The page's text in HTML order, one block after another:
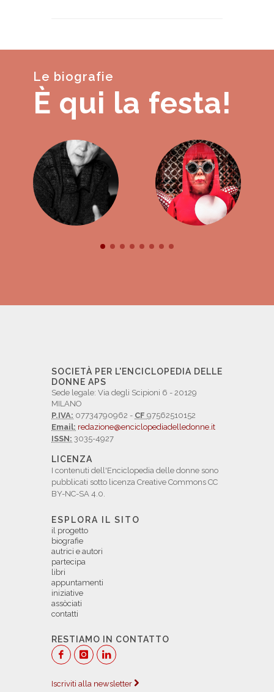
Le biografie
È qui la festa!
SOCIETÀ PER L'ENCICLOPEDIA DELLE
DONNE APS
Sede legale: Via degli Scipioni 6 - 20129
MILANO
P.IVA: 07734790962 - CF 97562510152
Email: redazione@enciclopediadelledonne.it
ISSN: 3035-4927
LICENZA
I contenuti dell'Enciclopedia delle donne sono
pubblicati sotto licenza Creative Commons CC
BY-NC-SA 4.0.
ESPLORA IL SITO
il progetto
biografie
autrici e autori
partecipa
libri
appuntamenti
iniziative
assòciati
contatti
RESTIAMO IN CONTATTO
Iscriviti alla newsletter